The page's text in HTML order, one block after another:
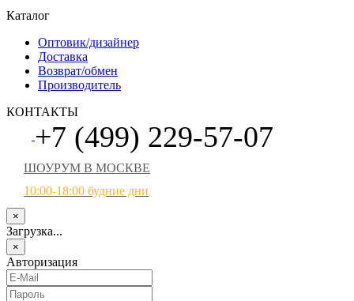
Каталог
Оптовик/дизайнер
Доставка
Возврат/обмен
Производитель
КОНТАКТЫ
+7 (499) 229-57-07
ШОУРУМ В МОСКВЕ
10:00-18:00 будние дни
×
Загрузка...
×
Авторизация